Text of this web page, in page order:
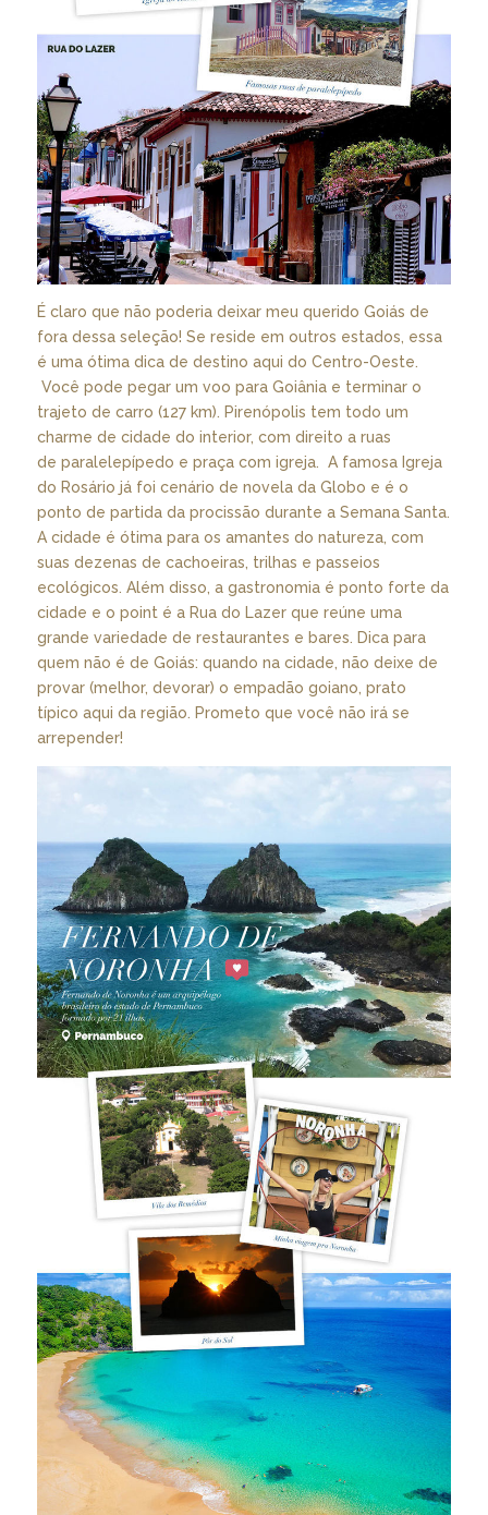
É claro que não poderia deixar meu querido Goiás de
fora dessa seleção! Se reside em outros estados, essa
é uma ótima dica de destino aqui do Centro-Oeste.
Você pode pegar um voo para Goiânia e terminar o
trajeto de carro (127 km). Pirenópolis tem todo um
charme de cidade do interior, com direito a ruas
de paralelepípedo e praça com igreja. A famosa Igreja
do Rosário já foi cenário de novela da Globo e é o
ponto de partida da procissão durante a Semana Santa.
A cidade é ótima para os amantes do natureza, com
suas dezenas de cachoeiras, trilhas e passeios
ecológicos. Além disso, a gastronomia é ponto forte da
cidade e o point é a Rua do Lazer que reúne uma
grande variedade de restaurantes e bares. Dica para
quem não é de Goiás: quando na cidade, não deixe de
provar (melhor, devorar) o empadão goiano, prato
típico aqui da região. Prometo que você não irá se
arrepender!